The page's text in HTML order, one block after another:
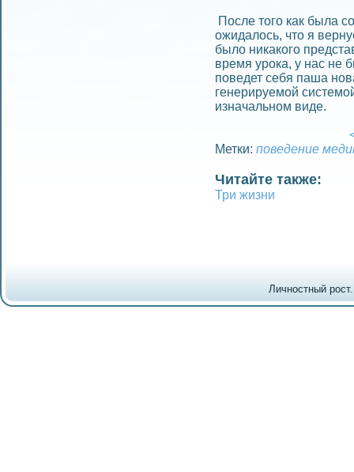
После того как была
ожидалось, что я
было никакого
время урока, у нас не
поведет себя паша
гeнерируемой
изначальном виде.
Метки: поведeние
Читайте также:
Три жизни
Личностный